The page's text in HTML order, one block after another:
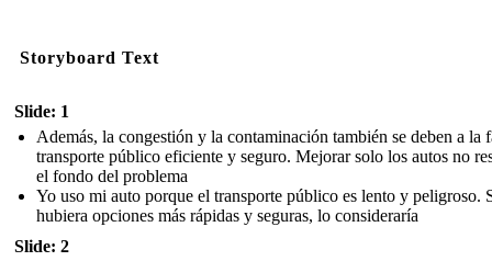
Storyboard Text
Slide: 1
Además, la congestión y la contaminación también se deben a la
transporte público eficiente y seguro. Mejorar solo los autos no
el fondo del problema
Yo uso mi auto porque el transporte público es lento y peligroso.
hubiera opciones más rápidas y seguras, lo consideraría
Slide: 2